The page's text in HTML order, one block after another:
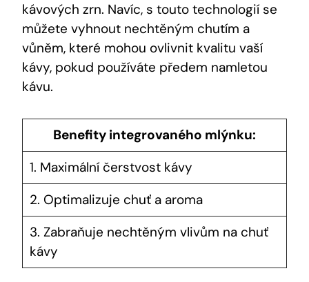
kávových zrn. Navíc, s touto technologií se
můžete vyhnout nechtěným chutím a
vůněm, které mohou ovlivnit kvalitu vaší
kávy, pokud používáte předem namletou
kávu.
Benefity integrovaného mlýnku:
1. Maximální čerstvost kávy
2. Optimalizuje chuť a aroma
3. Zabraňuje nechtěným vlivům na chuť
kávy